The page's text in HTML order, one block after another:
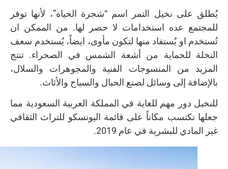
يُطلق على نخيل التمر اسم “شجرة الحياة”، لأنها توفر
للمجتمع عده استخدامات لا حصر لها. من الممكن ان
تُستخدم او يُستفاد منها لتكون مأوى، ايضاً، يُستخدم سعف
النخلة للحماية من أشعة الشمس في الصحراء. تنتج
المزيد من المنسوجات الفنية والمجوهرات والسلال،
بالإضافة إلى وسائل لصنع الحبال والسياج والأثاث.
للنخيل دور مهم للغاية في المملكة العربية السعودية مما
جعلها تكتسب مكاناً على قائمة اليونسكو للتراث الثقافي
غير المادي للبشرية في عام 2019.